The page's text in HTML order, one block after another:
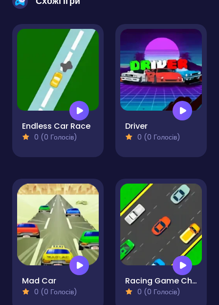
Endless Car Race
0 (0 Голосів)
Driver
0 (0 Голосів)
Mad Car
0 (0 Голосів)
Racing Game Challenge
0 (0 Голосів)